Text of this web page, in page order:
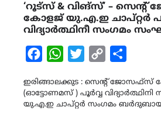
‘റൂട്സ് & വിങ്സ്’ –
കോളജ് യു.എ.ഇ ചാപ്റ്റർ
വിദ്യാർത്ഥിനീ സംഗമം
FacebookWhatsAppTwitterCopy
ഇരിങ്ങാലക്കുട : സെൻ്റ് ജോസഫ്സ്
(ഓട്ടോണമസ് ) പൂർവ്വ
യു.എ.ഇ ചാപ്റ്റർ സംഗമം